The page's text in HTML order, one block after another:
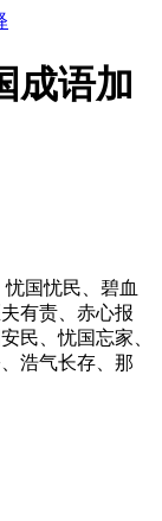
成语加
国忧民、碧血
有责、赤心报
民、忧国忘家、
浩气长存、那